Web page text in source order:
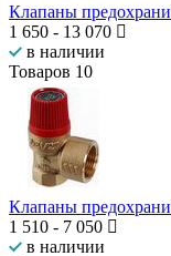
Клапаны
1 650 - 13 070
в наличии
Товаров 10
Клапаны
1 510 - 7 050
в наличии